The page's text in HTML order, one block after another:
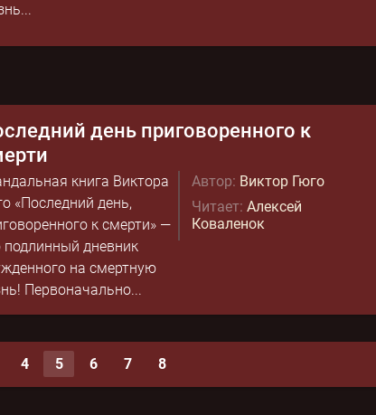
день приговоренного к
Автор: Виктор Гюго
Читает: Алексей
Коваленок
книга Виктора
«Последний день,
к смерти» —
подлинный дневник
на смертную
Первоначально...
4 5 6 7 8